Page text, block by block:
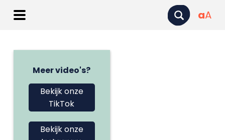
aA
Meer video's?
Bekijk onze
TikTok
Bekijk onze